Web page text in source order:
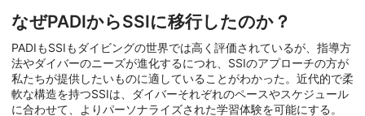
なぜPADIからSSIに移行したのか？
PADIもSSIもダイビングの世界では高く評価されているが、指導方
法やダイバーのニーズが進化するにつれ、SSIのアプローチの方が
私たちが提供したいものに適していることがわかった。近代的で柔
軟な構造を持つSSIは、ダイバーそれぞれのペースやスケジュール
に合わせて、よりパーソナライズされた学習体験を可能にする。